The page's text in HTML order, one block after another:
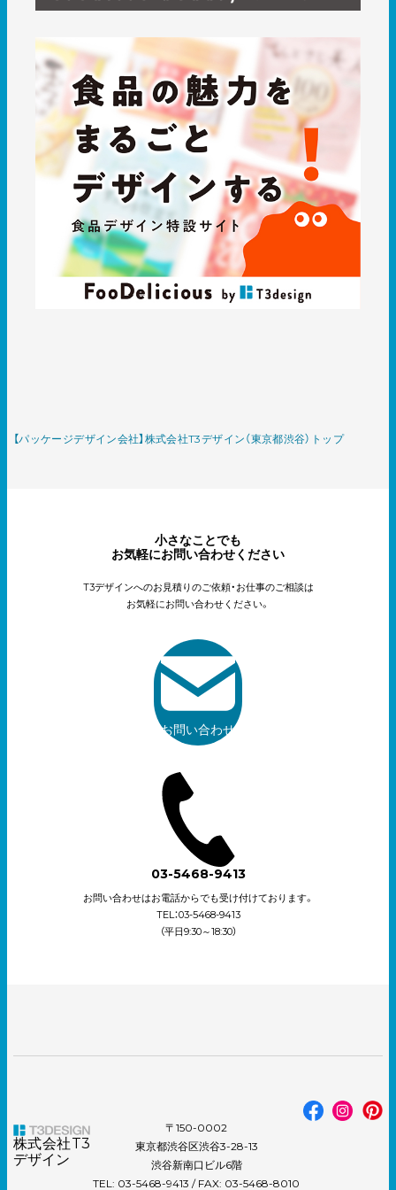
【パッケージデザイン会社】株式会社T3デザイン（東京都渋谷）トップ
小さなことでも
お気軽にお問い合わせください
T3デザインへのお見積りのご依頼・お仕事のご相談は
お気軽にお問い合わせください。
お問い合わせ
03-5468-9413
お問い合わせはお電話からでも受け付けております。
TEL：03-5468-9413
（平日9:30～18:30）
株式会社T3
デザイン
〒150-0002
東京都渋谷区渋谷3-28-13
渋谷新南口ビル6階
TEL: 03-5468-9413 / FAX: 03-5468-8010